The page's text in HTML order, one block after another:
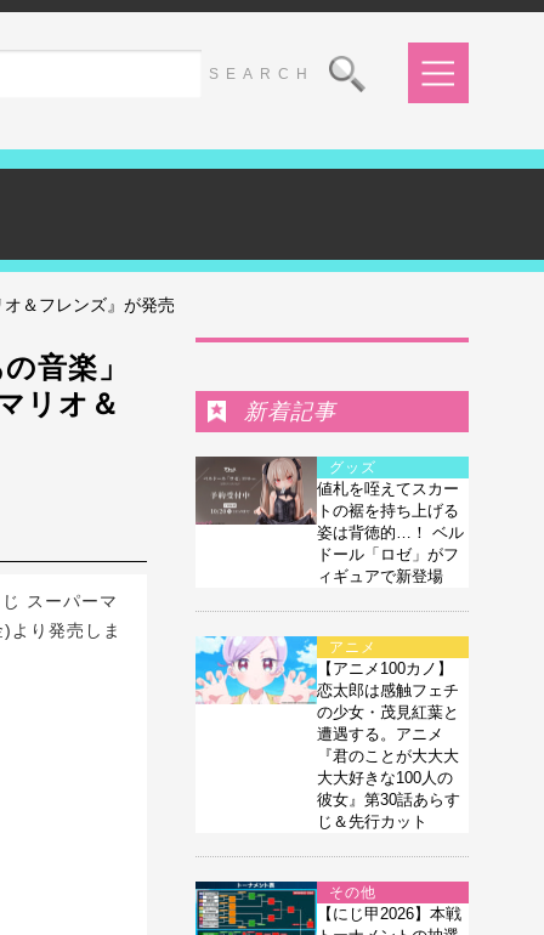
＆フレンズ』が発売
音楽」
リオ＆
スーパーマ
より発売しま
新着記事
グッズ
値札を咥えてスカー
トの裾を持ち上げる
姿は背徳的…！ ベル
ドール「ロゼ」がフ
ィギュアで新登場
アニメ
【アニメ100カノ】
恋太郎は感触フェチ
の少女・茂見紅葉と
遭遇する。アニメ
『君のことが大大大
大大好きな100人の
彼女』第30話あらす
じ＆先行カット
その他
【にじ甲2026】本戦